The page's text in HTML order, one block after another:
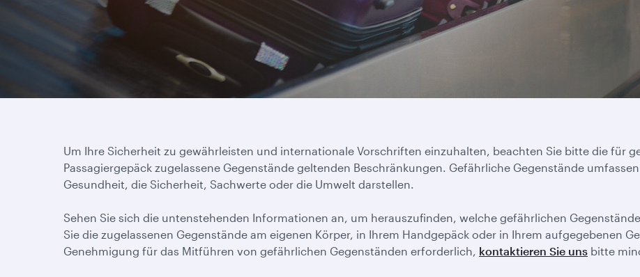
Um Ihre Sicherheit zu gewährleisten und internationale Vorschriften einzuhalten, beachten Sie bitte die für
Passagiergepäck zugelassene Gegenstände geltenden Beschränkungen. Gefährliche Gegenstände
Gesundheit, die Sicherheit, Sachwerte oder die Umwelt darstellen.
Sehen Sie sich die untenstehenden Informationen an, um herauszufinden, welche gefährlichen
Sie die zugelassenen Gegenstände am eigenen Körper, in Ihrem Handgepäck oder in Ihrem aufgegebenen
Genehmigung für das Mitführen von gefährlichen Gegenständen erforderlich, kontaktieren Sie uns bitte